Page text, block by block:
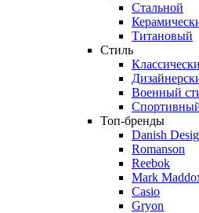
Стальной
Титановый
Стиль
Военный
Топ-бренды
Danish
Romanson
Reebok
Mark
Casio
Gryon